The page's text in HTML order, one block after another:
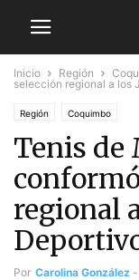
Inicio Región
selección regional a los
Región Coquimbo
Tenis de
regional
Por Carolina González -